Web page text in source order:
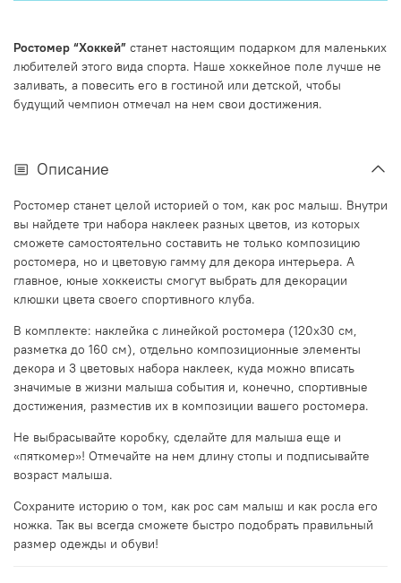
Ростомер “Хоккей” станет настоящим подарком для маленьких
любителей этого вида спорта. Наше хоккейное поле лучше не
заливать, а повесить его в гостиной или детской, чтобы
будущий чемпион отмечал на нем свои достижения.
Описание
Ростомер станет целой историей о том, как рос малыш. Внутри
вы найдете три набора наклеек разных цветов, из которых
сможете самостоятельно составить не только композицию
ростомера, но и цветовую гамму для декора интерьера. А
главное, юные хоккеисты смогут выбрать для декорации
клюшки цвета своего спортивного клуба.
В комплекте: наклейка с линейкой ростомера (120х30 см,
разметка до 160 см), отдельно композиционные элементы
декора и 3 цветовых набора наклеек, куда можно вписать
значимые в жизни малыша события и, конечно, спортивные
достижения, разместив их в композиции вашего ростомера.
Не выбрасывайте коробку, сделайте для малыша еще и
«пяткомер»! Отмечайте на нем длину стопы и подписывайте
возраст малыша.
Сохраните историю о том, как рос сам малыш и как росла его
ножка. Так вы всегда сможете быстро подобрать правильный
размер одежды и обуви!